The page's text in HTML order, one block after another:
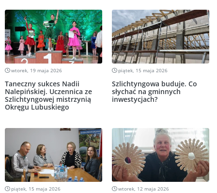
wtorek, 19 maja 2026
Taneczny sukces Nadii
Nalepińskiej. Uczennica ze
Szlichtyngowej mistrzynią
Okręgu Lubuskiego
piątek, 15 maja 2026
Szlichtyngowa buduje. Co
słychać na gminnych
inwestycjach?
piątek, 15 maja 2026 wtorek, 12 maja 2026